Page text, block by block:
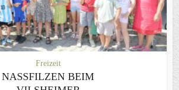
Freizeit
NASSFILZEN BEIM